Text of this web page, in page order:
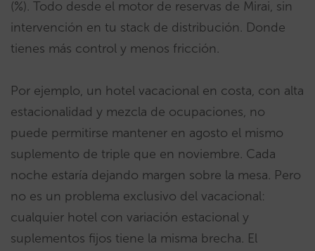
(%). Todo desde el motor de reservas de Mirai, sin
intervención en tu stack de distribución. Donde
tienes más control y menos fricción.
Por ejemplo, un hotel vacacional en costa, con alta
estacionalidad y mezcla de ocupaciones, no
puede permitirse mantener en agosto el mismo
suplemento de triple que en noviembre. Cada
noche estaría dejando margen sobre la mesa. Pero
no es un problema exclusivo del vacacional:
cualquier hotel con variación estacional y
suplementos fijos tiene la misma brecha. El